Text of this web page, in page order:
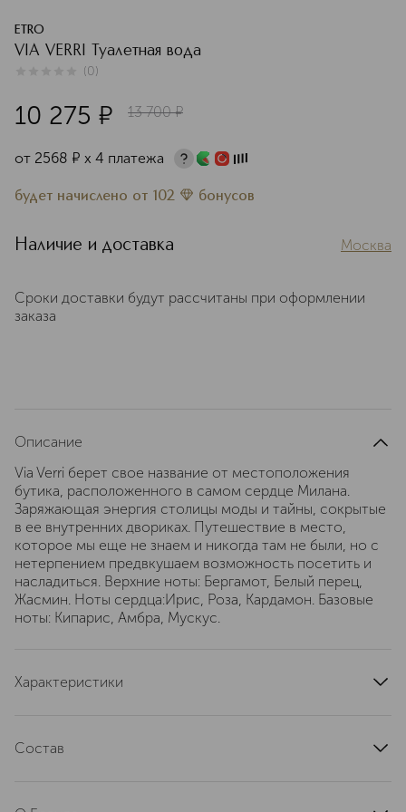
ETRO
VIA VERRI Туалетная вода
(0)
10 275 ¤ 13 700 ¤
от 2568 ¤ х 4 платежа
будет начислено от 102 бонусов
Наличие и доставка Москва
Сроки доставки будут рассчитаны при оформлении
заказа
Описание
Via Verri берет свое название от местоположения
бутика, расположенного в самом сердце Милана.
Заряжающая энергия столицы моды и тайны, сокрытые
в ее внутренних двориках. Путешествие в место,
которое мы еще не знаем и никогда там не были, но с
нетерпением предвкушаем возможность посетить и
насладиться. Верхние ноты: Бергамот, Белый перец,
Жасмин. Ноты сердца:Ирис, Роза, Кардамон. Базовые
ноты: Кипарис, Амбра, Мускус.
Характеристики
базовые ноты
Состав